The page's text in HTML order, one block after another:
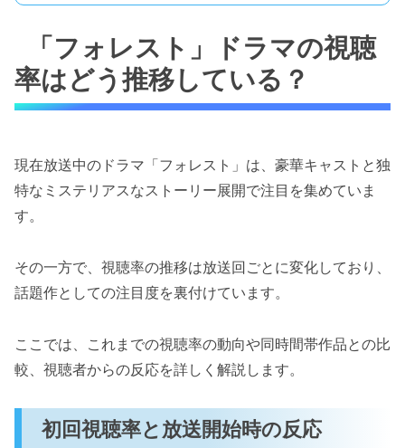
「フォレスト」ドラマの視聴
率はどう推移している？
現在放送中のドラマ「フォレスト」は、豪華キャストと独
特なミステリアスなストーリー展開で注目を集めていま
す。
その一方で、視聴率の推移は放送回ごとに変化しており、
話題作としての注目度を裏付けています。
ここでは、これまでの視聴率の動向や同時間帯作品との比
較、視聴者からの反応を詳しく解説します。
初回視聴率と放送開始時の反応